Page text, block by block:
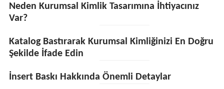
Neden Kurumsal Kimlik Tasarımına İhtiyacınız
Var?
Katalog Bastırarak Kurumsal Kimliğinizi En Doğru
Şekilde İfade Edin
İnsert Baskı Hakkında Önemli Detaylar